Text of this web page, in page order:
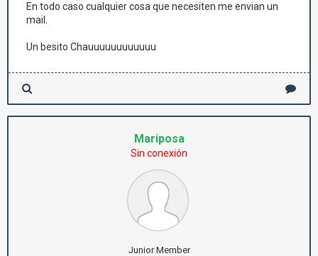
En todo caso cualquier cosa que necesiten me envian un
mail.
Un besito Chauuuuuuuuuuuu
Mariposa
Sin conexión
Junior Member